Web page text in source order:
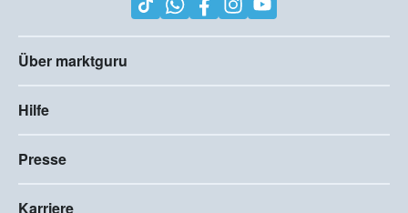
Über marktguru
Hilfe
Presse
Karriere